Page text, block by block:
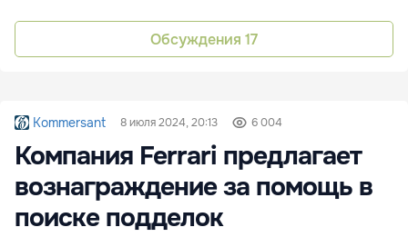
Обсуждения 17
Kommersant 8 июля 2024, 20:13 6 004
Компания Ferrari предлагает
вознаграждение за помощь в
поиске подделок